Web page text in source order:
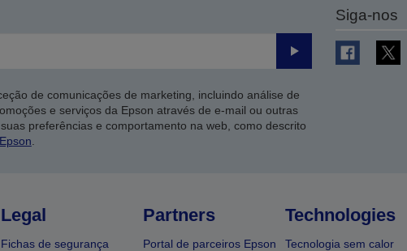
Enviar
de comunicações de marketing, incluindo análise de
e serviços da Epson através de e-mail ou outras
preferências e comportamento na web, como descrito
Siga-nos
Legal
Fichas de segurança
Partners
Portal de parceiros Epson
Technologies
Tecnologia sem calor